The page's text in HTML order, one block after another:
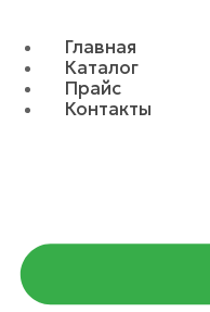
Главная
Каталог
Прайс
Контакты